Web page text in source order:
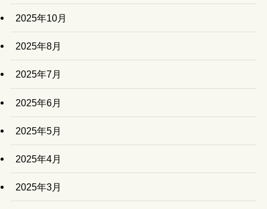
2025年10月
2025年8月
2025年7月
2025年6月
2025年5月
2025年4月
2025年3月